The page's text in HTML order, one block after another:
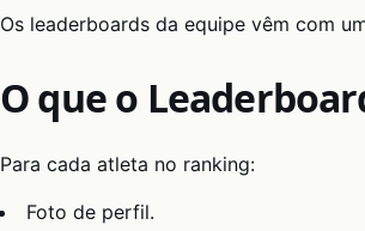
Os leaderboards da equipe vêm com
O que o
Para cada atleta no ranking:
Foto de perfil.